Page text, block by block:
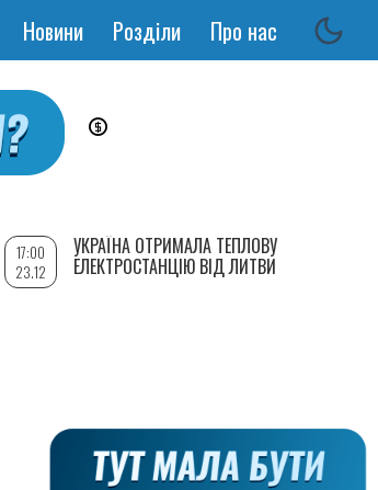
Основная
Новини Розділи Про нас
17:00
23.12
УКРАЇНА ОТРИМАЛА ТЕПЛОВУ
ЕЛЕКТРОСТАНЦІЮ ВІД ЛИТВИ